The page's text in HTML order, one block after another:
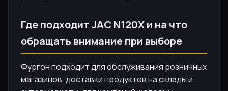
Где подходит JAC N120X и на что
обращать внимание при выборе
Фургон подходит для обслуживания розничных
магазинов, доставки продуктов на склады и